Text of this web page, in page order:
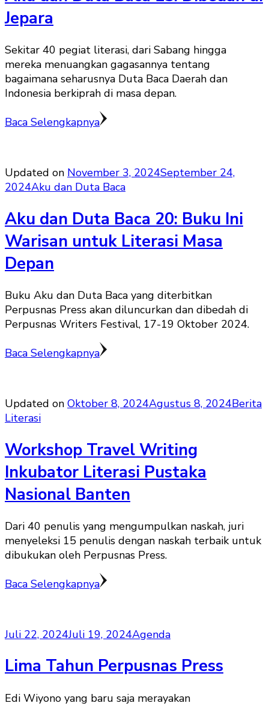
Jepara
Sekitar 40 pegiat literasi, dari Sabang hingga
mereka menuangkan gagasannya tentang
bagaimana seharusnya Duta Baca Daerah dan
Indonesia berkiprah di masa depan.
Baca Selengkapnya
Updated on November 3, 2024September 24,
2024Aku dan Duta Baca
Aku dan Duta Baca 20: Buku Ini
Warisan untuk Literasi Masa
Depan
Buku Aku dan Duta Baca yang diterbitkan
Perpusnas Press akan diluncurkan dan dibedah di
Perpusnas Writers Festival, 17-19 Oktober 2024.
Baca Selengkapnya
Updated on Oktober 8, 2024Agustus 8, 2024Berita
Literasi
Workshop Travel Writing
Inkubator Literasi Pustaka
Nasional Banten
Dari 40 penulis yang mengumpulkan naskah, juri
menyeleksi 15 penulis dengan naskah terbaik untuk
dibukukan oleh Perpusnas Press.
Baca Selengkapnya
Juli 22, 2024Juli 19, 2024Agenda
Lima Tahun Perpusnas Press
Edi Wiyono yang baru saja merayakan